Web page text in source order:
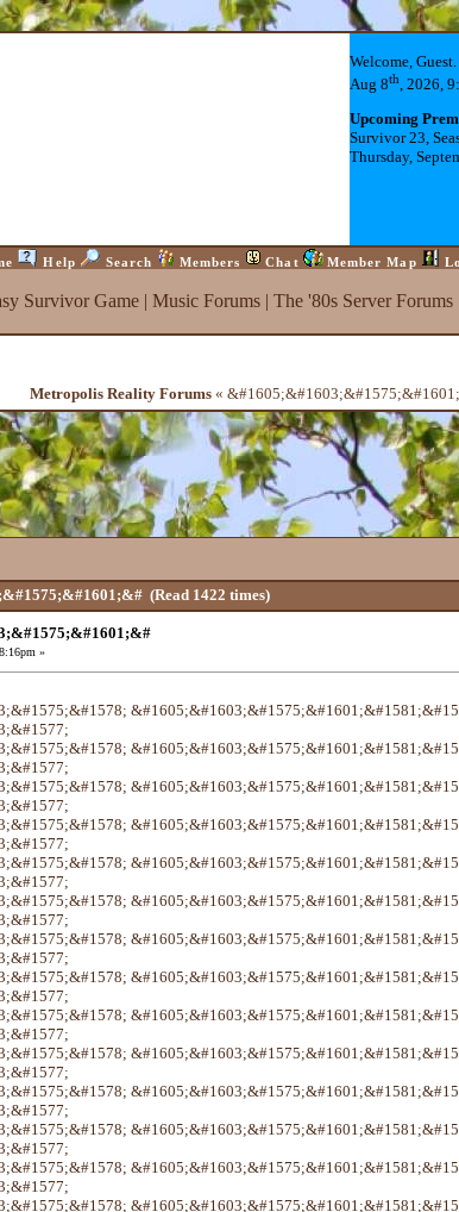
Welcome, Guest.
Aug 8th, 2026,
Upcoming
Survivor 23,
Thursday,
Help Search Members Chat Member Map
Survivor Game| Music Forums| The '80s Server Forums|
Metropolis Reality Forums«
(Read 1422 times)
»